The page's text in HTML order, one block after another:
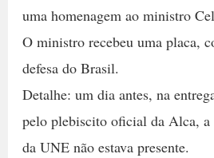
uma homenagem ao ministro
O ministro recebeu uma placa,
defesa do Brasil.
Detalhe: um dia antes, na
pelo plebiscito oficial da Alca, a
da UNE não estava presente.